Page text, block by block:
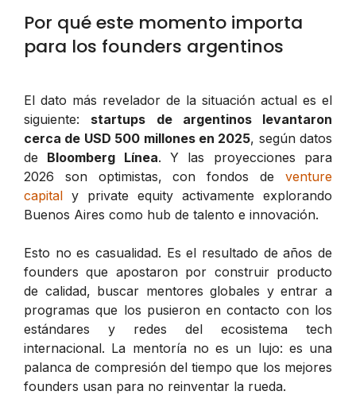
Por qué este momento importa
para los founders argentinos
El dato más revelador de la situación actual es el
siguiente: startups de argentinos levantaron
cerca de USD 500 millones en 2025, según datos
de Bloomberg Línea. Y las proyecciones para
2026 son optimistas, con fondos de venture
capital y private equity activamente explorando
Buenos Aires como hub de talento e innovación.
Esto no es casualidad. Es el resultado de años de
founders que apostaron por construir producto
de calidad, buscar mentores globales y entrar a
programas que los pusieron en contacto con los
estándares y redes del ecosistema tech
internacional. La mentoría no es un lujo: es una
palanca de compresión del tiempo que los mejores
founders usan para no reinventar la rueda.